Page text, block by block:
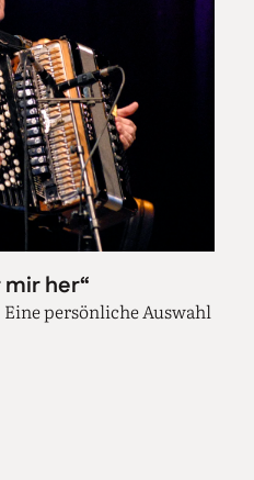
her“
persönliche Auswahl